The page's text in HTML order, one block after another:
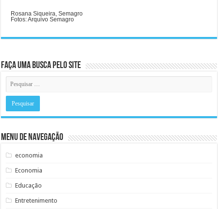
Rosana Siqueira, Semagro
Fotos: Arquivo Semagro
Faça uma busca pelo Site
Menu de Navegação
economia
Economia
Educação
Entretenimento